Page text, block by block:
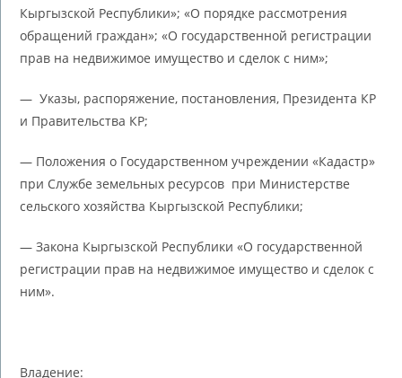
Кыргызской Республики»; «О порядке рассмотрения
обращений граждан»; «О государственной регистрации
прав на недвижимое имущество и сделок с ним»;
— Указы, распоряжение, постановления, Президента КР
и Правительства КР;
— Положения о Государственном учреждении «Кадастр»
при Службе земельных ресурсов при Министерстве
сельского хозяйства Кыргызской Республики;
— Закона Кыргызской Республики «О государственной
регистрации прав на недвижимое имущество и сделок с
ним».
Владение: